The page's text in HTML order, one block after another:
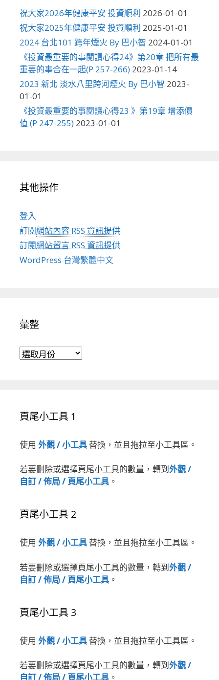
祝大家2026年健康平安 投資順利 2026-01-01
祝大家2025年健康平安 投資順利 2025-01-01
2024 台北101 跨年煙火 By 巴小智 2024-01-01
《投資最重要的事閱讀心得24》第20章 把所有最
重要的事合在一起(P 257-266) 2023-01-14
2023 新北 淡水八里跨河煙火 By 巴小智 2023-
01-01
《投資最重要的事閱讀心得23 》第19章 增添價
值 (P 247-255) 2023-01-01
其他操作
登入
訂閱網站內容 RSS 資訊提供
訂閱網站留言 RSS 資訊提供
WordPress 台灣繁體中文
彙整
彙整
頁尾小工具 1
使用 外觀 / 小工具 替換，並且拖拉至小工具區。
若要刪除或選擇頁尾小工具的數量，轉到外觀 /
自訂 / 佈局 / 頁尾小工具 。
頁尾小工具 2
使用 外觀 / 小工具 替換，並且拖拉至小工具區。
若要刪除或選擇頁尾小工具的數量，轉到外觀 /
自訂 / 佈局 / 頁尾小工具 。
頁尾小工具 3
使用 外觀 / 小工具 替換，並且拖拉至小工具區。
若要刪除或選擇頁尾小工具的數量，轉到外觀 /
自訂 / 佈局 / 頁尾小工具 。